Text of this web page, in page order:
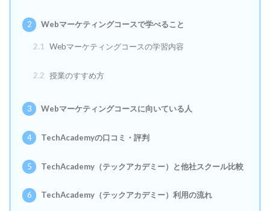
2 Webマーケティングコースで学べること
2.1 Webマーケティングコースの学習内容
2.2 授業のすすめ方
3 Webマーケティングコースに向いている人
4 TechAcademyの口コミ・評判
5 TechAcademy（テックアカデミー）と他社スクール比較
6 TechAcademy（テックアカデミー）利用の流れ